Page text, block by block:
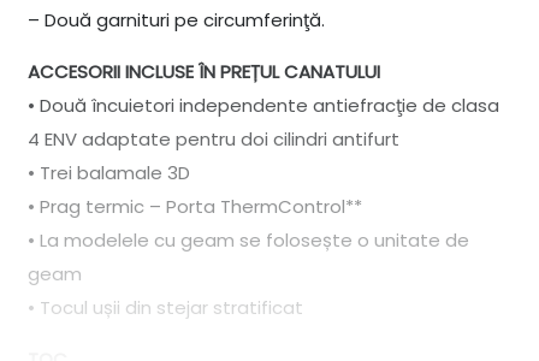
– Două garnituri pe circumferinţă.
ACCESORII INCLUSE ÎN PREȚUL CANATULUI
• Două încuietori independente antiefracţie de clasa
4 ENV adaptate pentru doi cilindri antifurt
• Trei balamale 3D
• Prag termic – Porta ThermControl**
• La modelele cu geam se folosește o unitate de
geam
• Tocul ușii din stejar stratificat